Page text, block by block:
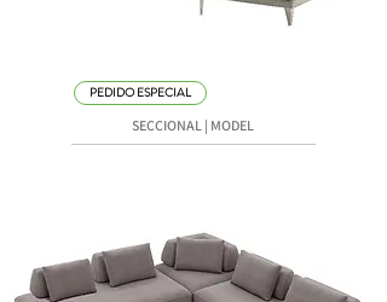
PEDIDO ESPECIAL
SECCIONAL | MODEL